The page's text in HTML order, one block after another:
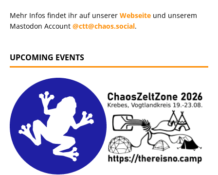
Mehr Infos findet ihr auf unserer Webseite und unserem
Mastodon Account @ctt@chaos.social.
UPCOMING EVENTS